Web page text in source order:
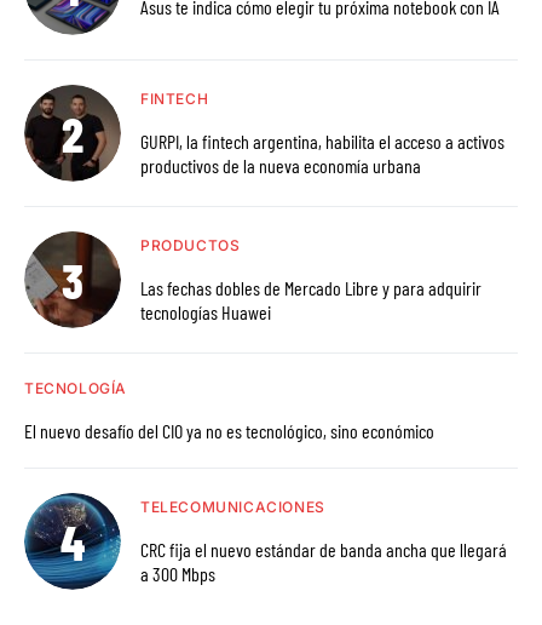
Asus te indica cómo elegir tu próxima notebook con IA
FINTECH
GURPI, la fintech argentina, habilita el acceso a activos
productivos de la nueva economía urbana
PRODUCTOS
Las fechas dobles de Mercado Libre y para adquirir
tecnologías Huawei
TECNOLOGÍA
El nuevo desafío del CIO ya no es tecnológico, sino económico
TELECOMUNICACIONES
CRC fija el nuevo estándar de banda ancha que llegará
a 300 Mbps